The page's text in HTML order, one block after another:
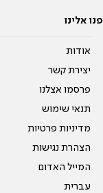
פנו אלינו
אודות
יצירת קשר
פרסמו אצלנו
תנאי שימוש
מדיניות פרטיות
הצהרת נגישות
המייל האדום
עברית